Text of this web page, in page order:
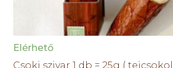
Elérhető
Csoki szivar 1 db = 25g (